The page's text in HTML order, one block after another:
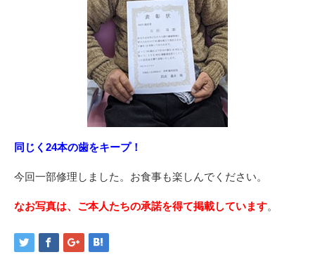
同じく24本の歯をキープ！
今回一部修理しました。お食事も楽しんでください。
なお写真は、ご本人たちの承諾を得て掲載しています。